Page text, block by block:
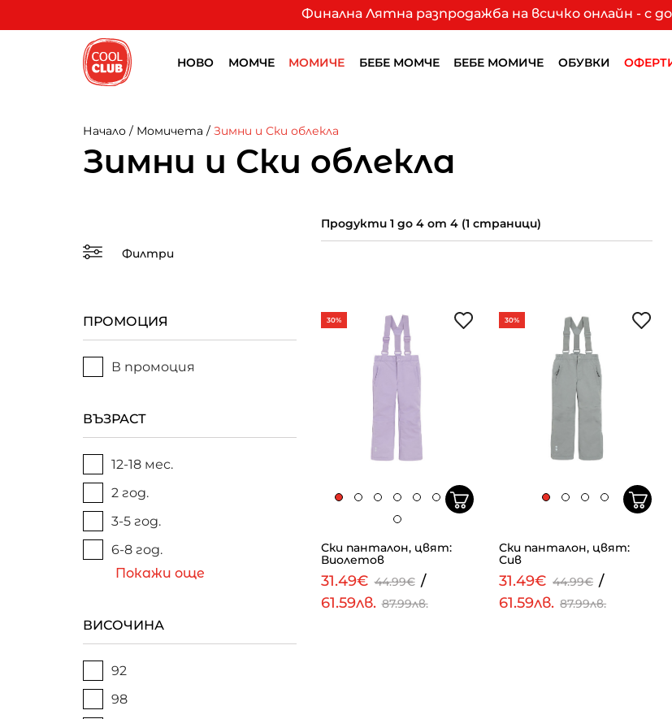
Финална Лятна разпродажба на всичко онлайн - с
НОВО МОМЧЕ МОМИЧЕ БЕБЕ МОМЧЕ БЕБЕ МОМИЧЕ ОБУВКИ
Начало / Момичета / Зимни и Ски облекла
Зимни и Ски облекла
Филтри
Продукти 1 до 4 от 4 (1 страници)
ПРОМОЦИЯ
В промоция
ВЪЗРАСТ
12-18 мес.
2 год.
3-5 год.
6-8 год.
Покажи още
ВИСОЧИНА
92
98
30%
Ски панталон, цвят:
Виолетов
31.49€ 44.99€ /
61.59лв. 87.99лв.
30%
Ски панталон, цвят:
Сив
31.49€ 44.99€ /
61.59лв. 87.99лв.